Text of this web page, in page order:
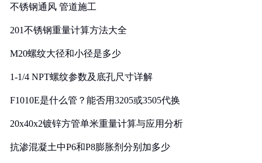
不锈钢通风 管道施工
201不锈钢重量计算方法大全
M20螺纹大径和小径是多少
1-1/4 NPT螺纹参数及底孔尺寸详解
F1010E是什么管？能否用3205或3505代换
20x40x2镀锌方管单米重量计算与应用分析
抗渗混凝土中P6和P8膨胀剂分别加多少